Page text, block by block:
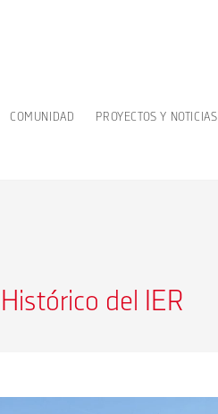
COMUNIDAD PROYECTOS Y NOTICIAS
del IER